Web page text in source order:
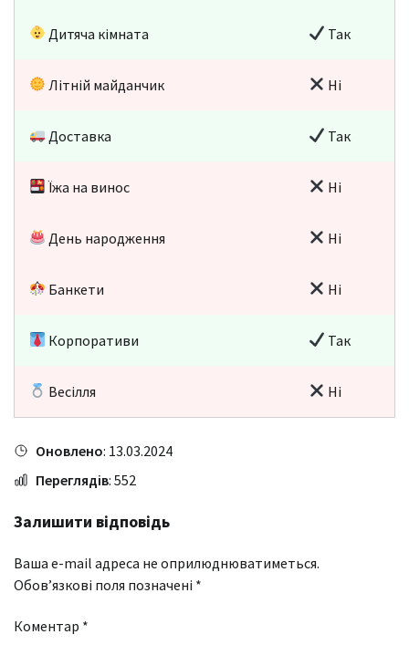
Дитяча кімната Так
Літній майданчик Ні
Доставка Так
Їжа на винос Ні
День народження Ні
Банкети Ні
Корпоративи Так
Весілля Ні
Оновлено: 13.03.2024
Переглядів: 552
Залишити відповідь
Ваша e-mail адреса не оприлюднюватиметься.
Обов’язкові поля позначені *
Коментар *